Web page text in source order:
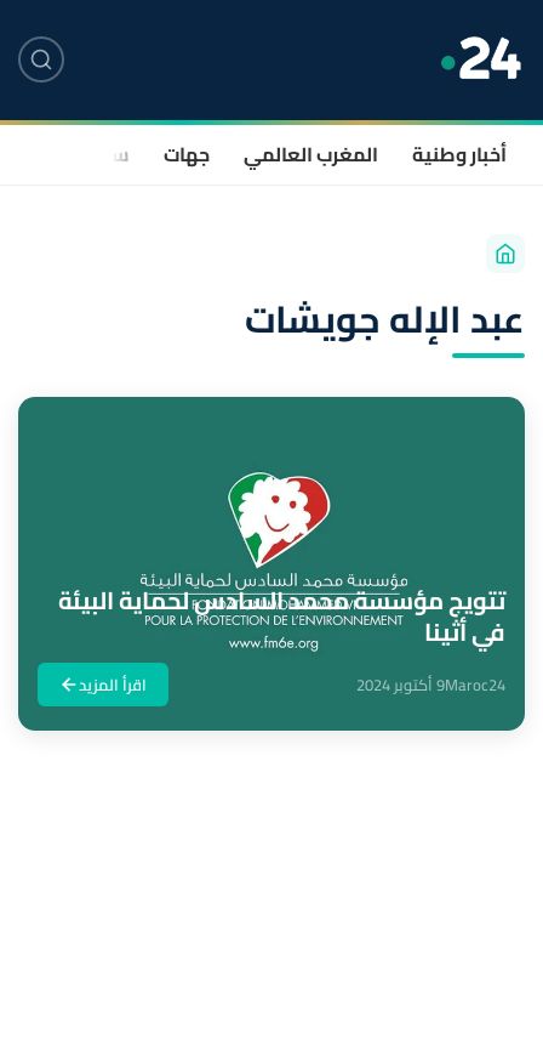
أخبار وطنية المغرب العالمي جهات سياسة
عبد الإله جويشات
تتويج مؤسسة محمد السادس لحماية البيئة
في أثينا
Maroc249 أكتوبر 2024 اقرأ المزيد